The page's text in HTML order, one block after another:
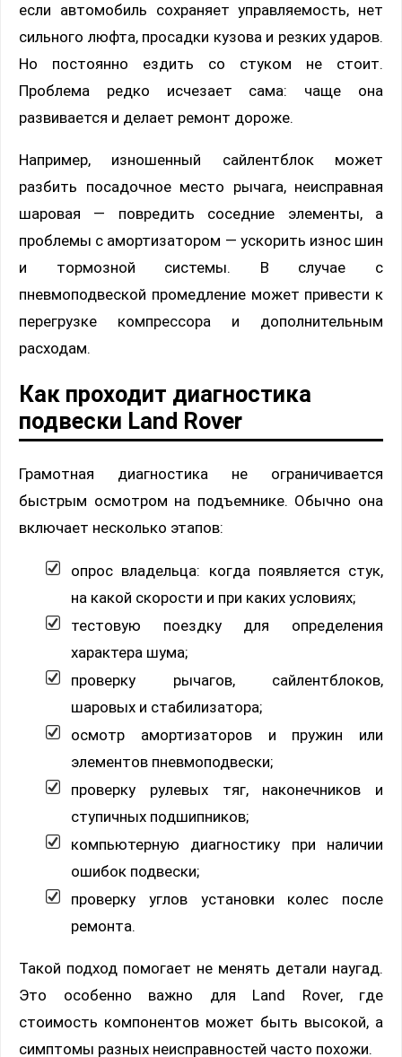
если автомобиль сохраняет управляемость, нет
сильного люфта, просадки кузова и резких ударов.
Но постоянно ездить со стуком не стоит.
Проблема редко исчезает сама: чаще она
развивается и делает ремонт дороже.
Например, изношенный сайлентблок может
разбить посадочное место рычага, неисправная
шаровая — повредить соседние элементы, а
проблемы с амортизатором — ускорить износ шин
и тормозной системы. В случае с
пневмоподвеской промедление может привести к
перегрузке компрессора и дополнительным
расходам.
Как проходит диагностика
подвески Land Rover
Грамотная диагностика не ограничивается
быстрым осмотром на подъемнике. Обычно она
включает несколько этапов:
опрос владельца: когда появляется стук,
на какой скорости и при каких условиях;
тестовую поездку для определения
характера шума;
проверку рычагов, сайлентблоков,
шаровых и стабилизатора;
осмотр амортизаторов и пружин или
элементов пневмоподвески;
проверку рулевых тяг, наконечников и
ступичных подшипников;
компьютерную диагностику при наличии
ошибок подвески;
проверку углов установки колес после
ремонта.
Такой подход помогает не менять детали наугад.
Это особенно важно для Land Rover, где
стоимость компонентов может быть высокой, а
симптомы разных неисправностей часто похожи.